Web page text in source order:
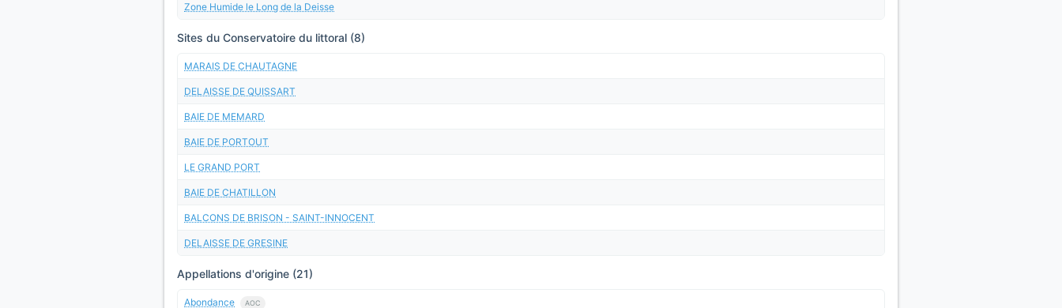
Zone Humide le Long de la Deisse
Sites du Conservatoire du littoral (8)
MARAIS DE CHAUTAGNE
DELAISSE DE QUISSART
BAIE DE MEMARD
BAIE DE PORTOUT
LE GRAND PORT
BAIE DE CHATILLON
BALCONS DE BRISON - SAINT-INNOCENT
DELAISSE DE GRESINE
Appellations d'origine (21)
Abondance AOC